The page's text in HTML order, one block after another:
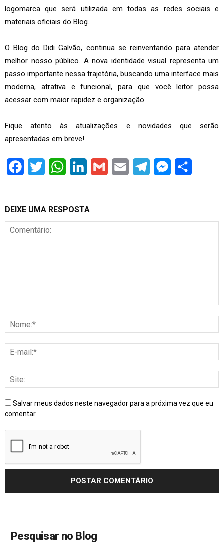
logomarca que será utilizada em todas as redes sociais e
materiais oficiais do Blog.
O Blog do Didi Galvão, continua se reinventando para atender
melhor nosso público. A nova identidade visual representa um
passo importante nessa trajetória, buscando uma interface mais
moderna, atrativa e funcional, para que você leitor possa
acessar com maior rapidez e organização.
Fique atento às atualizações e novidades que serão
apresentadas em breve!
Facebook
Twitter WhatsAppLinkedInGmail Email TelegramMessenger
DEIXE UMA RESPOSTA
Salvar meus dados neste navegador para a próxima vez que eu
comentar.
Pesquisar no Blog